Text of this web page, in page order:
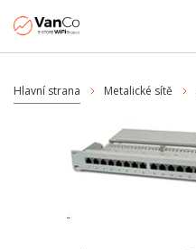
Hlavní strana Metalické sítě